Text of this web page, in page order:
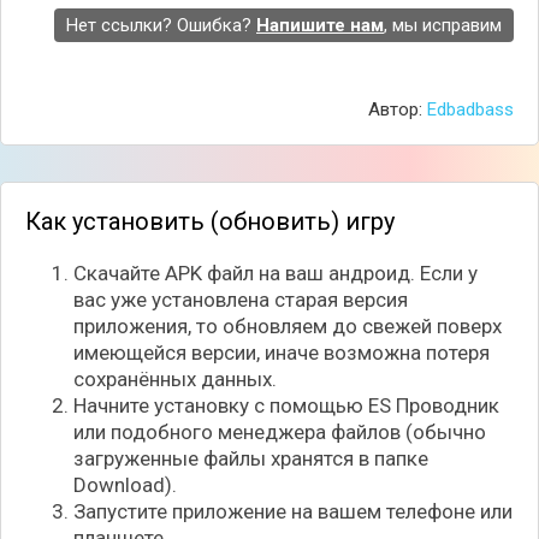
предметы. Собирайте все вещи, которые вы
найдёте во время путешествия, они обязательно
обитателями и побеждайте всех врагов.
Бои напоминают внешне настольную игру, с
использованием карт способностей. Графика и все
Нет ссылки? Ошибка? Напишите нам, мы исправим
Автор: Edbadbass
Как установить (обновить) игру
Скачайте APK файл на ваш андроид. Если у
вас уже установлена старая версия
приложения, то обновляем до свежей поверх
имеющейся версии, иначе возможна потеря
сохранённых данных.
Начните установку с помощью ES Проводник
или подобного менеджера файлов (обычно
загруженные файлы хранятся в папке
Download).
Запустите приложение на вашем телефоне или